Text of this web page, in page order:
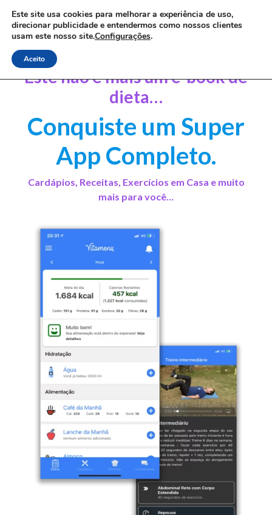

Este não é mais um e-book de
dieta…
Conquiste um Super
App Completo.
Cardápios, Receitas, Exercícios em Casa e muito
mais para você…
Este site usa cookies para melhorar a experiência de uso,
direcionar publicidade e entendermos como nossos clientes
usam este nosso site.Configurações.
Aceito